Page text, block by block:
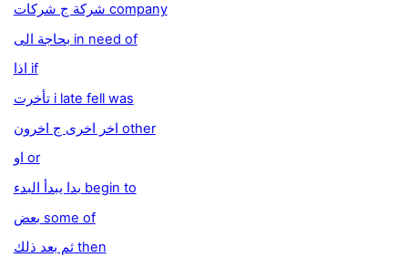
شركة ج شركات company
بحاجة الى in need of
اذا if
تأخرت i late fell was
اخر اخرى ج اخرون other
او or
بدا يبدأ البدء begin to
بعض some of
ثم بعد ذلك then